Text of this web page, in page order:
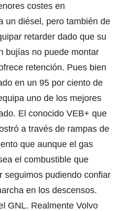
costes en
un diésel, pero también de
retarder dado que su
bujías no puede montar
retención. Pues bien
en un 95 por ciento de
uno de los mejores
El conocido VEB­+ que
a través de rampas de
que aunque el gas
el combustible que
seguimos pudiendo confiar
en los descensos.
GNL. Realmente Volvo